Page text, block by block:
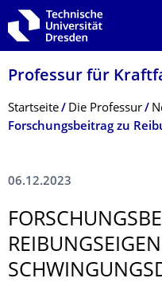
Zur Hauptnavigation springen
Zur Suche springen
Zum Inhalt springen
Professur für
Breadcrumb-Menü
Startseite Die Professur
06.12.2023